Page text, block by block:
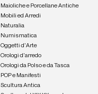
Maioliche e Porcellane Antiche
Mobili ed Arredi
Naturalia
Numismatica
Oggetti d'Arte
Orologi d'arredo
Orologi da Polso e da Tasca
POP e Manifesti
Scultura Antica